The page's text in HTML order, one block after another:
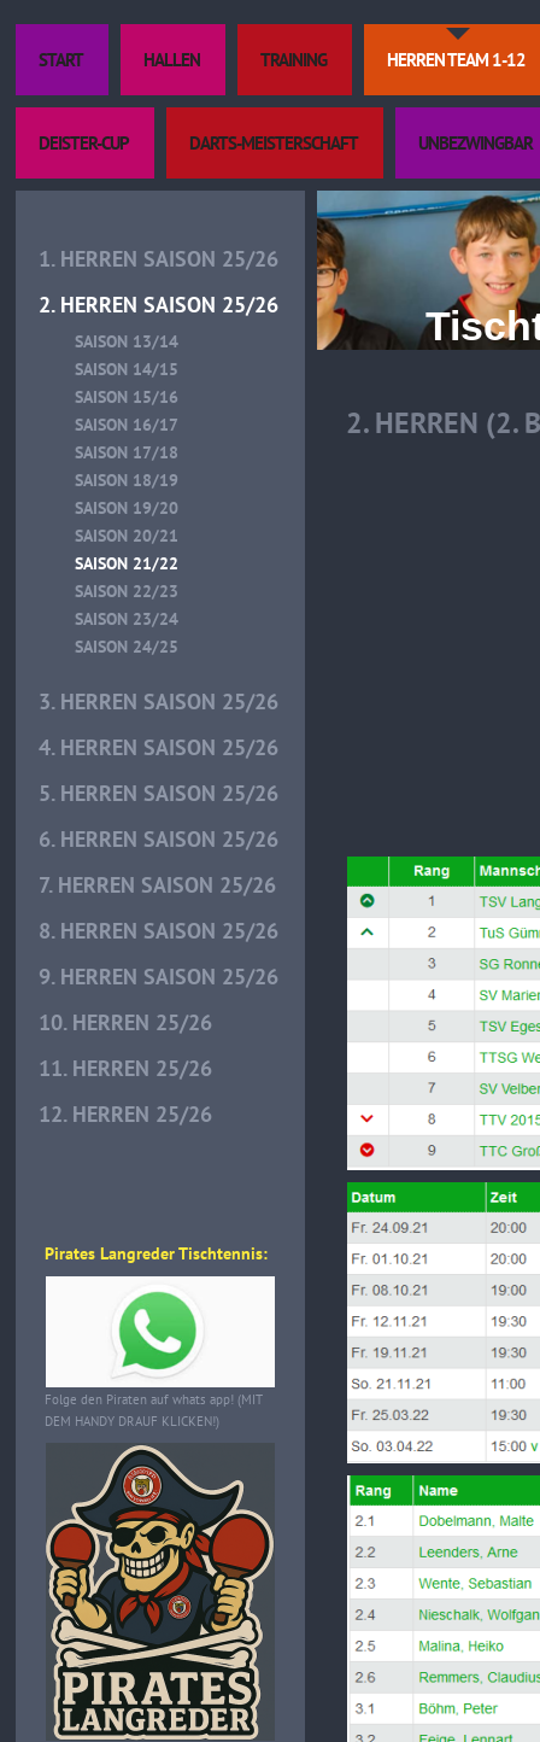
START HALLEN TRAINING HERREN TEAM 1-12
DEISTER-CUP DARTS-MEISTERSCHAFT UNBEZWINGBAR
1. HERREN SAISON 25/26
2. HERREN SAISON 25/26
SAISON 13/14
SAISON 14/15
SAISON 15/16
SAISON 16/17
SAISON 17/18
SAISON 18/19
SAISON 19/20
SAISON 20/21
SAISON 21/22
SAISON 22/23
SAISON 23/24
SAISON 24/25
3. HERREN SAISON 25/26
4. HERREN SAISON 25/26
5. HERREN SAISON 25/26
6. HERREN SAISON 25/26
7. HERREN SAISON 25/26
8. HERREN SAISON 25/26
9. HERREN SAISON 25/26
10. HERREN 25/26
11. HERREN 25/26
12. HERREN 25/26
Pirates Langreder Tischtennis:
Folge den Piraten auf whats app! (MIT
DEM HANDY DRAUF KLICKEN!)
2. HERREN (2.